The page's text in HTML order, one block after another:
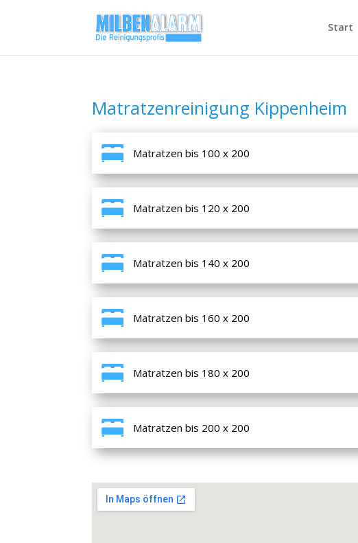
Start
Matratzenreinigung Kippenheim
Matratzen bis 100 x 200
Matratzen bis 120 x 200
Matratzen bis 140 x 200
Matratzen bis 160 x 200
Matratzen bis 180 x 200
Matratzen bis 200 x 200